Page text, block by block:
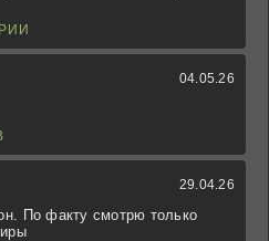
04.05.26
29.04.26
По факту смотрю только